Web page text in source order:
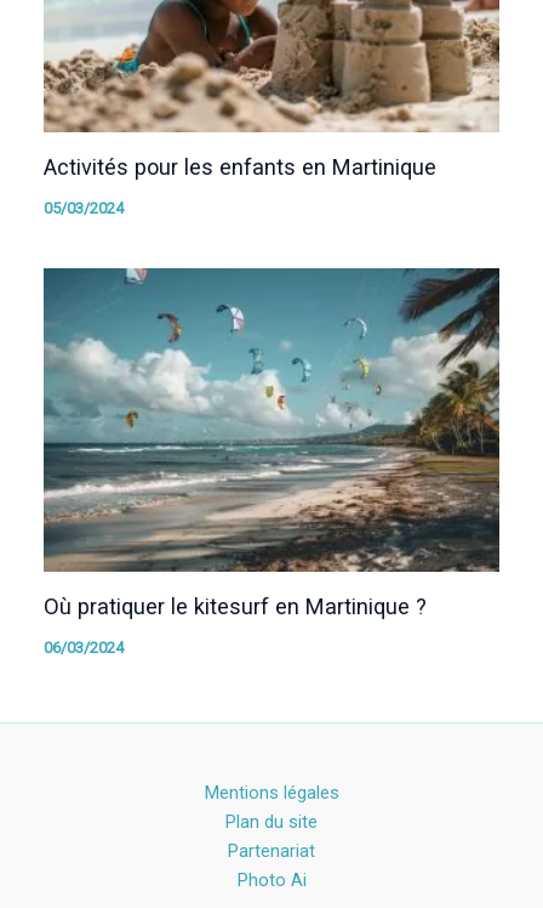
Activités pour les enfants en Martinique
05/03/2024
Où pratiquer le kitesurf en Martinique ?
06/03/2024
Mentions légales
Plan du site
Partenariat
Photo Ai